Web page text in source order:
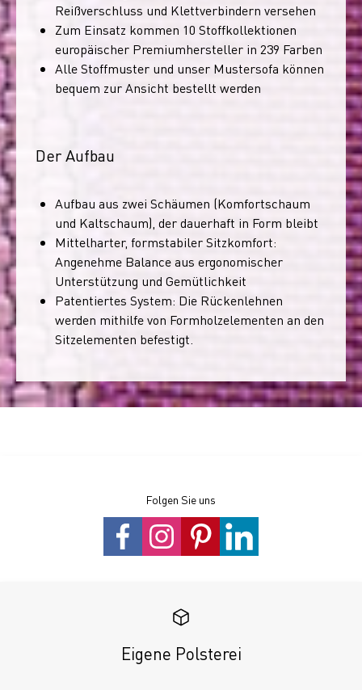
Reißverschluss und Klettverbindern versehen
Zum Einsatz kommen 10 Stoffkollektionen
europäischer Premiumhersteller in 239 Farben
Alle Stoffmuster und unser Mustersofa können
bequem zur Ansicht bestellt werden
Der Aufbau
Aufbau aus zwei Schäumen (Komfortschaum
und Kaltschaum), der dauerhaft in Form bleibt
Mittelharter, formstabiler Sitzkomfort:
Angenehme Balance aus ergonomischer
Unterstützung und Gemütlichkeit
Patentiertes System: Die Rückenlehnen
werden mithilfe von Formholzelementen an den
Sitzelementen befestigt.
Folgen Sie uns
Eigene Polsterei